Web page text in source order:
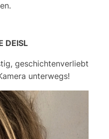
DEISL
geschichtenverliebt
unterwegs!